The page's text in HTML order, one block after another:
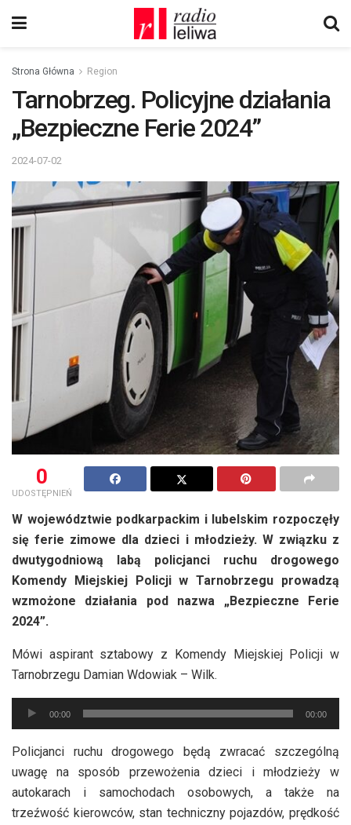
Strona Główna Region
Tarnobrzeg. Policyjne działania
„Bezpieczne Ferie 2024”
2024-07-02
0
UDOSTĘPNIEŃ
W województwie podkarpackim i lubelskim rozpoczęły
się ferie zimowe dla dzieci i młodzieży. W związku z
dwutygodniową labą policjanci ruchu drogowego
Komendy Miejskiej Policji w Tarnobrzegu prowadzą
wzmożone działania pod nazwa „Bezpieczne Ferie
2024”.
Mówi aspirant sztabowy z Komendy Miejskiej Policji w
Tarnobrzegu Damian Wdowiak – Wilk.
Odtwarzacz
plików
dźwiękowych
00:00 00:00
Policjanci ruchu drogowego będą zwracać szczególną
uwagę na sposób przewożenia dzieci i młodzieży w
autokarach i samochodach osobowych, a także na
trzeźwość kierowców, stan techniczny pojazdów, prędkość